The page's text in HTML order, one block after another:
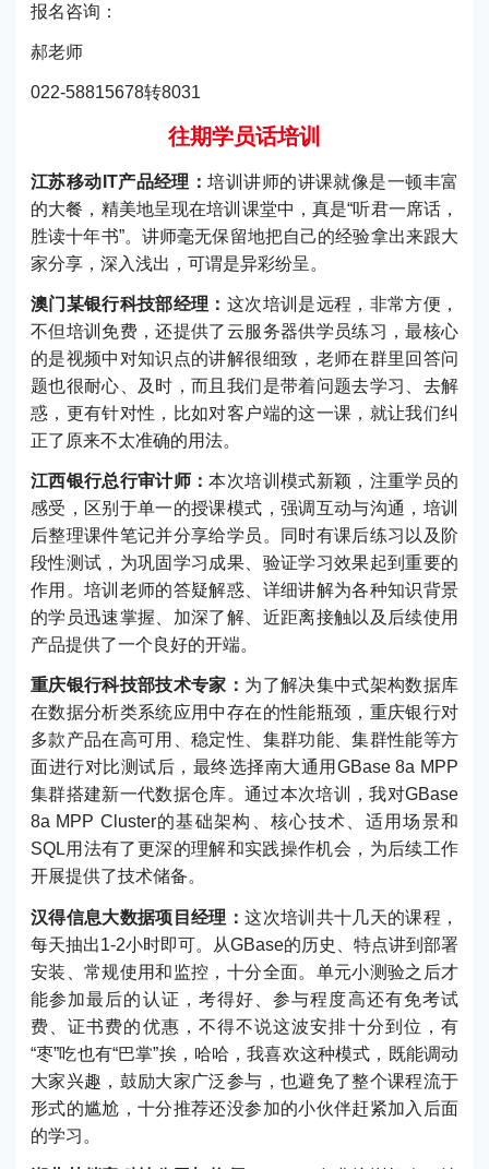
报名咨询：
郝老师
022-58815678转8031
往期学员话培训
江苏移动IT产品经理：培训讲师的讲课就像是一顿丰富
的大餐，精美地呈现在培训课堂中，真是“听君一席话，
胜读十年书”。讲师毫无保留地把自己的经验拿出来跟大
家分享，深入浅出，可谓是异彩纷呈。
澳门某银行科技部经理： 这次培训是远程，非常方便，
不但培训免费，还提供了云服务器供学员练习，最核心
的是视频中对知识点的讲解很细致，老师在群里回答问
题也很耐心、及时，而且我们是带着问题去学习、去解
惑，更有针对性，比如对客户端的这一课，就让我们纠
正了原来不太准确的用法。
江西银行总行审计师：本次培训模式新颖，注重学员的
感受，区别于单一的授课模式，强调互动与沟通，培训
后整理课件笔记并分享给学员。同时有课后练习以及阶
段性测试，为巩固学习成果、验证学习效果起到重要的
作用。培训老师的答疑解惑、详细讲解为各种知识背景
的学员迅速掌握、加深了解、近距离接触以及后续使用
产品提供了一个良好的开端。
重庆银行科技部技术专家： 为了解决集中式架构数据库
在数据分析类系统应用中存在的性能瓶颈，重庆银行对
多款产品在高可用、稳定性、集群功能、集群性能等方
面进行对比测试后，最终选择南大通用GBase 8a MPP
集群搭建新一代数据仓库。通过本次培训，我对GBase
8a MPP Cluster的基础架构、核心技术、适用场景和
SQL用法有了更深的理解和实践操作机会，为后续工作
开展提供了技术储备。
汉得信息大数据项目经理：这次培训共十几天的课程，
每天抽出1-2小时即可。从GBase的历史、特点讲到部署
安装、常规使用和监控，十分全面。单元小测验之后才
能参加最后的认证，考得好、参与程度高还有免考试
费、证书费的优惠，不得不说这波安排十分到位，有
“枣”吃也有“巴掌”挨，哈哈，我喜欢这种模式，既能调动
大家兴趣，鼓励大家广泛参与，也避免了整个课程流于
形式的尴尬，十分推荐还没参加的小伙伴赶紧加入后面
的学习。